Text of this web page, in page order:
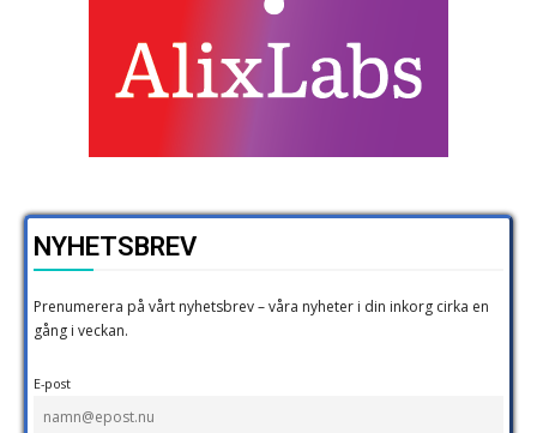
NYHETSBREV
Prenumerera på vårt nyhetsbrev – våra nyheter i din inkorg cirka en
gång i veckan.
E-post